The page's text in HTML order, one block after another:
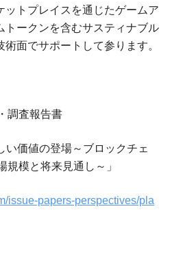
ットプレイスを通じたゲームア
トークンを含むサスティナブル
面でサポートして参ります。
査報告書
い価値の登場～ブロックチェ
規模と将来見通し～」
issue-papers-perspectives/pla